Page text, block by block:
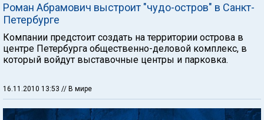
Роман Абрамович выстроит "чудо-остров" в Санкт-
Петербурге
Компании предстоит создать на территории острова в
центре Петербурга общественно-деловой комплекс, в
который войдут выставочные центры и парковка.
16.11.2010 13:53 // В мире